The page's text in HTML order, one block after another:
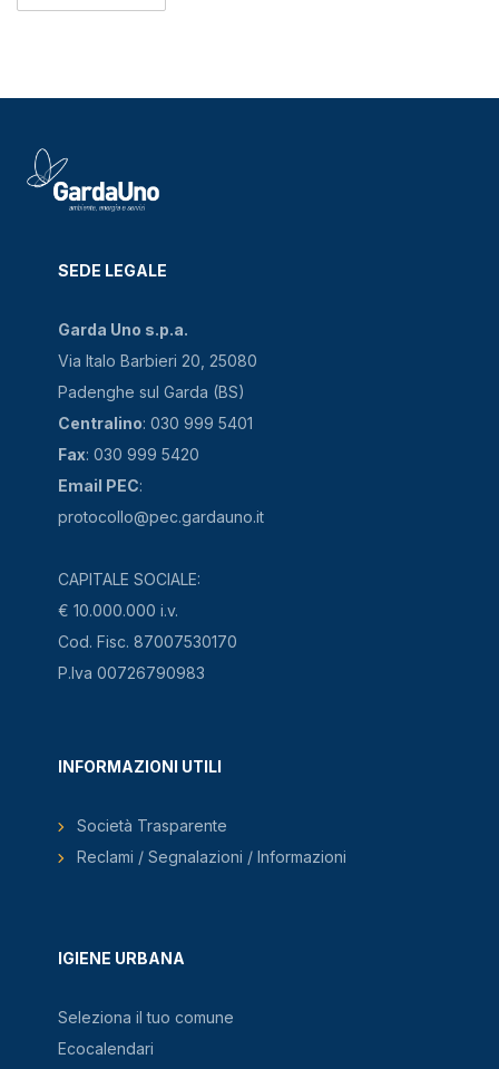
SEDE LEGALE
Garda Uno s.p.a.
Via Italo Barbieri 20, 25080
Padenghe sul Garda (BS)
Centralino: 030 999 5401
Fax: 030 999 5420
Email PEC:
protocollo@pec.gardauno.it
CAPITALE SOCIALE:
€ 10.000.000 i.v.
Cod. Fisc. 87007530170
P.Iva 00726790983
IGIENE URBANA
Seleziona il tuo comune
Ecocalendari
INFORMAZIONI UTILI
Società Trasparente
Reclami / Segnalazioni / Informazioni